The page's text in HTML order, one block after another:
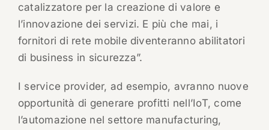
catalizzatore per la creazione di valore e
l’innovazione dei servizi. E più che mai, i
fornitori di rete mobile diventeranno abilitatori
di business in sicurezza”.
I service provider, ad esempio, avranno nuove
opportunità di generare profitti nell’IoT, come
l’automazione nel settore manufacturing,